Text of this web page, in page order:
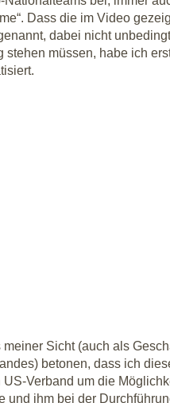
Dass die im Video
dabei nicht
stehen müssen, habe ich
Sicht (auch als
betonen, dass ich
Verband um die
und ihm bei der